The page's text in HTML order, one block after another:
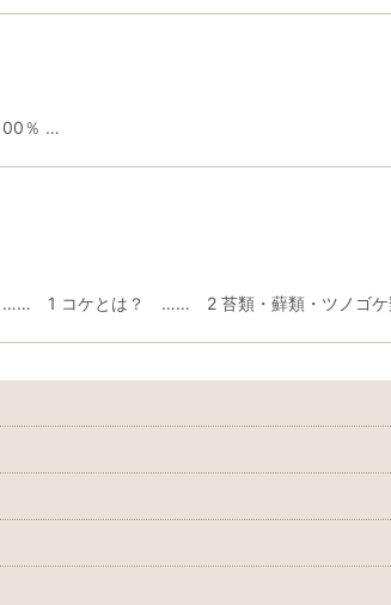
％ …
絵 …… 1 コケとは？ …… 2 苔類・蘚類・ツノ